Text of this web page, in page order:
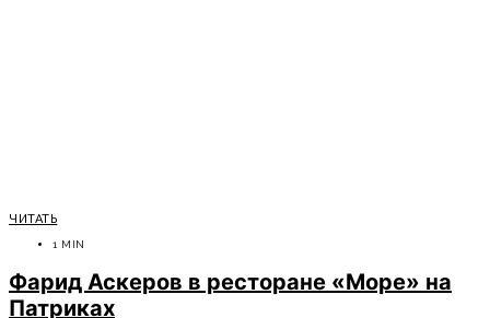
ЧИТАТЬ
1 MIN
Фарид Аскеров в ресторане «Море» на
Патриках